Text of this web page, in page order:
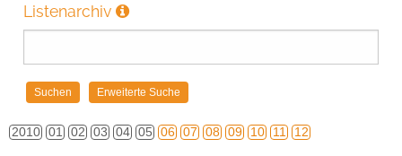
Listenarchiv
2010 01 02 03 04 05 06 07 08 09 10 11 12